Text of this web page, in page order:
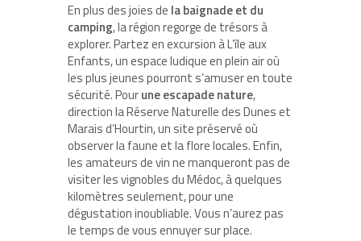
En plus des joies de la baignade et du
camping, la région regorge de trésors à
explorer. Partez en excursion à L’île aux
Enfants, un espace ludique en plein air où
les plus jeunes pourront s’amuser en toute
sécurité. Pourune escapade nature,
direction la Réserve Naturelle des Dunes et
Marais d’Hourtin, un site préservé où
observer la faune et la flore locales. Enfin,
les amateurs de vin ne manqueront pas de
visiter les vignobles du Médoc, à quelques
kilomètres seulement, pour une
dégustation inoubliable. Vous n’aurez pas
le temps de vous ennuyer sur place.